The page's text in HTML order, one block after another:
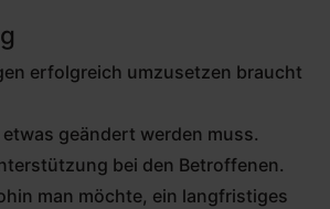
erfolgreich umzusetzen braucht
geändert werden muss.
bei den Betroffenen.
man möchte, ein langfristiges